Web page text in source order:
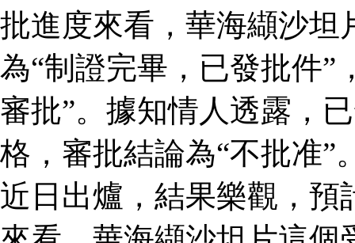
批進度來看，華海纈沙坦
為“制證完畢，已發批件”
審批”。據知情人透露，
格，審批結論為“不批准”
近日出爐，結果樂觀，預